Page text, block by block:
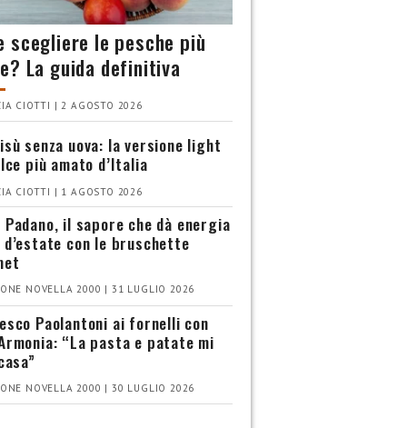
scegliere le pesche più
La guida definitiva
CIOTTI | 2 AGOSTO 2026
senza uova: la versione light
più amato d’Italia
CIOTTI | 1 AGOSTO 2026
Padano, il sapore che dà energia
d’estate con le bruschette
NOVELLA 2000 | 31 LUGLIO 2026
Paolantoni ai fornelli con
“La pasta e patate mi
NOVELLA 2000 | 30 LUGLIO 2026